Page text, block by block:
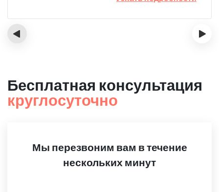
‹ ›
Бесплатная консультация
круглосуточно
Мы перезвоним вам в течение
нескольких минут